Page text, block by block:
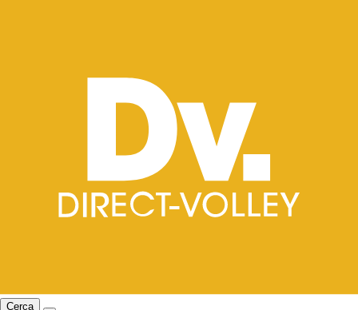
Cerca